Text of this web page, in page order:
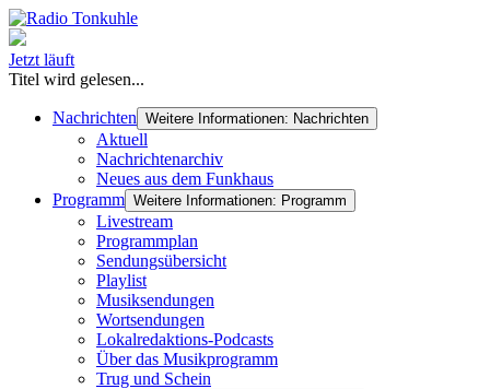
Jetzt läuft
Titel wird gelesen...
Nachrichten Weitere Informationen: Nachrichten
Aktuell
Nachrichtenarchiv
Neues aus dem Funkhaus
Programm Weitere Informationen: Programm
Livestream
Programmplan
Sendungsübersicht
Playlist
Musiksendungen
Wortsendungen
Lokalredaktions-Podcasts
Über das Musikprogramm
Trug und Schein